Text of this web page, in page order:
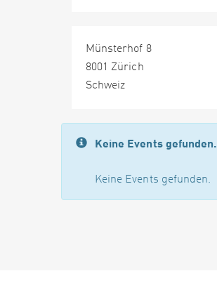
Münsterhof 8
8001 Zürich
Schweiz
Keine Events gefunden.
Keine Events gefunden.